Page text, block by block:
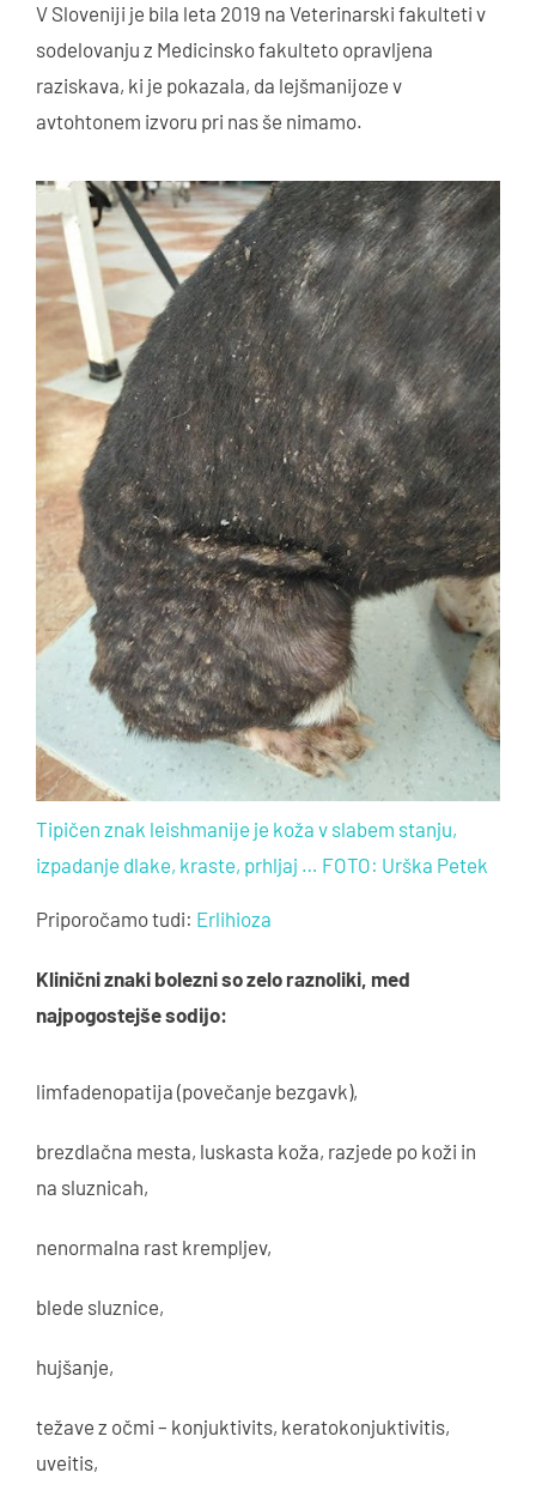
V Sloveniji je bila leta 2019 na Veterinarski fakulteti v
sodelovanju z Medicinsko fakulteto opravljena
raziskava, ki je pokazala, da lejšmanijoze v
avtohtonem izvoru pri nas še nimamo.
Tipičen znak leishmanije je koža v slabem stanju,
izpadanje dlake, kraste, prhljaj … FOTO: Urška Petek
Priporočamo tudi: Erlihioza
Klinični znaki bolezni so zelo raznoliki, med
najpogostejše sodijo:
limfadenopatija (povečanje bezgavk),
brezdlačna mesta, luskasta koža, razjede po koži in
na sluznicah,
nenormalna rast krempljev,
blede sluznice,
hujšanje,
težave z očmi – konjuktivits, keratokonjuktivitis,
uveitis,